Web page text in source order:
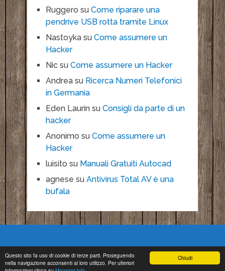
Chiudi
Questo sito fa uso di cookie di terze parti. Proseguendo
nella navigazione acconsenti al loro utilizzo. Per ulteriori
Ruggero su Come riparare una
pendrive USB rotta tramite Linux
Nastoykasu Come assumere un
Hacker
Nicsu Come assumere un Hacker
Andreasu Ricerca Numeri Telefonici
in Germania
Eden Laurinsu Consigli da parte di un
hacker
Anonimo su Come assumere un
Hacker
luisito su Manuali Gratuiti Autocad
agnese su Antivirus Total AV è una
bufala
Copyright © 2026.